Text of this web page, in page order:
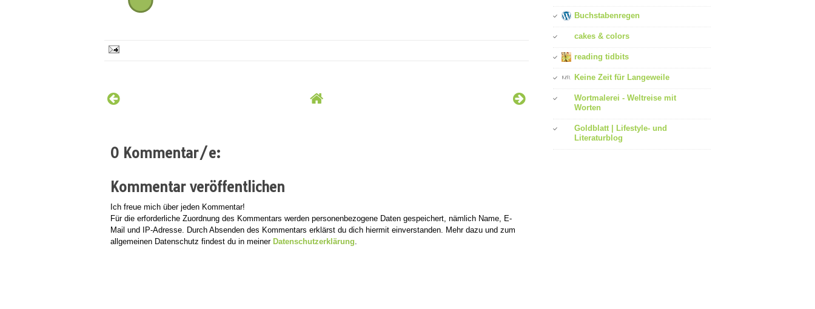
0 Kommentar/e:
Kommentar veröffentlichen
Ich freue mich über jeden Kommentar!
Für die erforderliche Zuordnung des Kommentars werden personenbezogene Daten gespeichert, nämlich Name, E-
Mail und IP-Adresse. Durch Absenden des Kommentars erklärst du dich hiermit einverstanden. Mehr dazu und zum
allgemeinen Datenschutz findest du in meiner Datenschutzerklärung.
Buchstabenregen
cakes & colors
reading tidbits
Keine Zeit für Langeweile
Wortmalerei - Weltreise mit
Worten
Goldblatt | Lifestyle- und
Literaturblog